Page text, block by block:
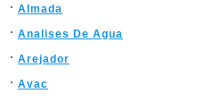
Almada
Analises De Agua
Arejador
Avac